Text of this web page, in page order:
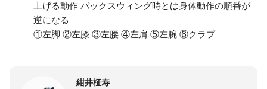
上げる動作 バックスウィング時とは身体動作の順番が
逆になる
①左脚 ②左膝 ③左腰 ④左肩 ⑤左腕 ⑥クラブ
紺井柾寿